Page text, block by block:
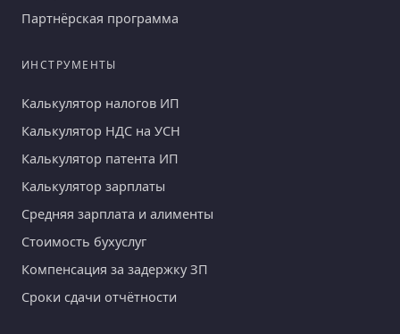
Партнёрская программа
ИНСТРУМЕНТЫ
Калькулятор налогов ИП
Калькулятор НДС на УСН
Калькулятор патента ИП
Калькулятор зарплаты
Средняя зарплата и алименты
Стоимость бухуслуг
Компенсация за задержку ЗП
Сроки сдачи отчётности